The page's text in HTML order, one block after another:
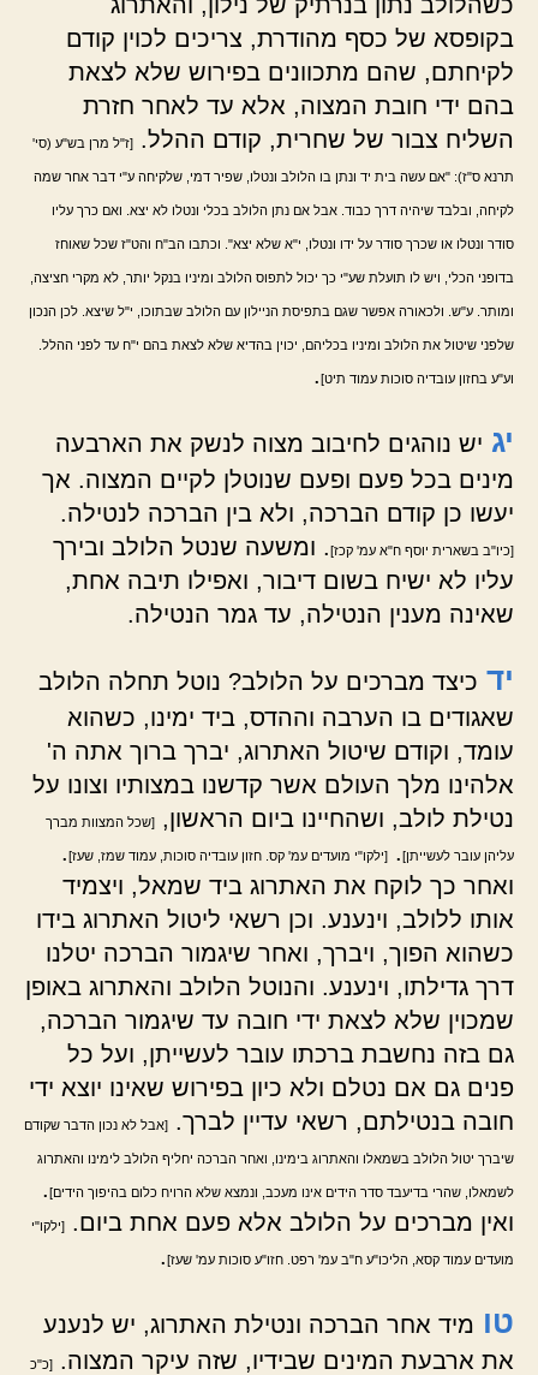
בקופסא של כסף מהודרת, צריכים לכוין קודם
לקיחתם, שהם מתכוונים בפירוש שלא לצאת
בהם ידי חובת המצוה, אלא עד לאחר חזרת
השליח צבור של שחרית, קודם ההלל. [ז"ל מרן בש"ע (סי'
תרנא ס"ז): "אם עשה בית יד ונתן בו הלולב ונטלו, שפיר דמי, שלקיחה ע"י דבר אחר שמה
לקיחה, ובלבד שיהיה דרך כבוד. אבל אם נתן הלולב בכלי ונטלו לא יצא. ואם כרך עליו
סודר ונטלו או שכרך סודר על ידו ונטלו, י"א שלא יצא". וכתבו הב"ח והט"ז שכל שאוחז
בדופני הכלי, ויש לו תועלת שע"י כך יכול לתפוס הלולב ומיניו בנקל יותר, לא מקרי חציצה,
ומותר. ע"ש. ולכאורה אפשר שגם בתפיסת הניילון עם הלולב שבתוכו, י"ל שיצא. לכן הנכון
שלפני שיטול את הלולב ומיניו בכליהם, יכוין בהדיא שלא לצאת בהם י"ח עד לפני ההלל.
וע"ע בחזון עובדיה סוכות עמוד תיט].
יג יש נוהגים לחיבוב מצוה לנשק את הארבעה
מינים בכל פעם ופעם שנוטלן לקיים המצוה. אך
יעשו כן קודם הברכה, ולא בין הברכה לנטילה.
[כיו"ב בשארית יוסף ח"א עמ' קכז]. ומשעה שנטל הלולב ובירך
עליו לא ישיח בשום דיבור, ואפילו תיבה אחת,
שאינה מענין הנטילה, עד גמר הנטילה.
יד כיצד מברכים על הלולב? נוטל תחלה הלולב
שאגודים בו הערבה וההדס, ביד ימינו, כשהוא
עומד, וקודם שיטול האתרוג, יברך ברוך אתה ה'
אלהינו מלך העולם אשר קדשנו במצותיו וצונו על
נטילת לולב, ושהחיינו ביום הראשון, [שכל המצוות מברך
עליהן עובר לעשייתן]. [ילקו"י מועדים עמ' קס. חזון עובדיה סוכות, עמוד שמז, שעז].
ואחר כך לוקח את האתרוג ביד שמאל, ויצמיד
אותו ללולב, וינענע. וכן רשאי ליטול האתרוג בידו
כשהוא הפוך, ויברך, ואחר שיגמור הברכה יטלנו
דרך גדילתו, וינענע. והנוטל הלולב והאתרוג באופן
שמכוין שלא לצאת ידי חובה עד שיגמור הברכה,
גם בזה נחשבת ברכתו עובר לעשייתן, ועל כל
פנים גם אם נטלם ולא כיון בפירוש שאינו יוצא ידי
חובה בנטילתם, רשאי עדיין לברך. [אבל לא נכון הדבר שקודם
שיברך יטול הלולב בשמאלו והאתרוג בימינו, ואחר הברכה יחליף הלולב לימינו והאתרוג
לשמאלו, שהרי בדיעבד סדר הידים אינו מעכב, ונמצא שלא הרויח כלום בהיפוך הידים].
ואין מברכים על הלולב אלא פעם אחת ביום. [ילקו"י
מועדים עמוד קסא, הליכו"ע ח"ב עמ' רפט. חזו"ע סוכות עמ' שעז].
טו מיד אחר הברכה ונטילת האתרוג, יש לנענע
את ארבעת המינים שבידיו, שזה עיקר המצוה. [כ"כ